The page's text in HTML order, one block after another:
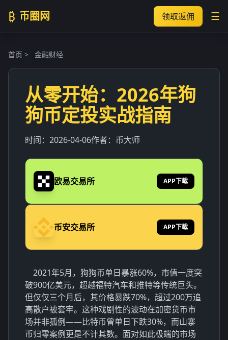
₿ 币圈网 领取返佣 ☰
首页 > 金融财经
从零开始：2026年狗
狗币定投实战指南
时间： 2026-04-06作者： 币大师
欧易交易所 APP下载
币安交易所 APP下载
2021年5月，狗狗币单日暴涨60%，市值一度突
破900亿美元，超越福特汽车和推特等传统巨头。
但仅仅三个月后，其价格暴跌70%，超过200万追
高散户被套牢。这种戏剧性的波动在加密货币市
场并非孤例——比特币曾单日下跌30%，而山寨
币归零案例更是不计其数。面对如此极端的市场